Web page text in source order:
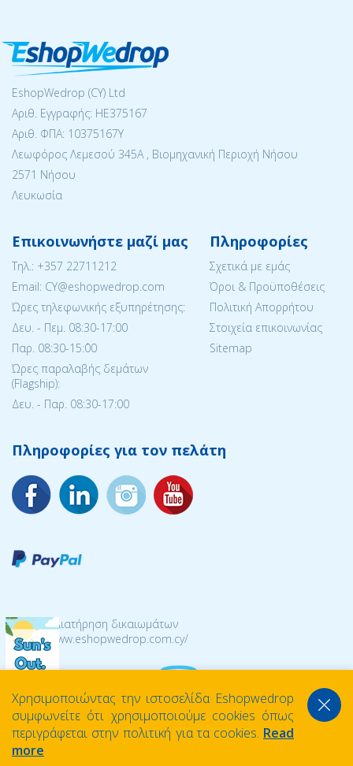
EshopWedrop (CY) Ltd
Αριθ. Εγγραφής: ΗΕ375167
Αριθ. ΦΠΑ: 10375167Y
Λεωφόρος Λεμεσού 345Α , Βιομηχανική Περιοχή Νήσου
2571 Νήσου
Λευκωσία
Επικοινωνήστε μαζί μας
Tηλ.: +357 22711212
Email: CY@eshopwedrop.com
Ώρες τηλεφωνικής εξυπηρέτησης:
Δευ. - Πεμ. 08:30-17:00
Παρ. 08:30-15:΄00
Ώρες παραλαβής δεμάτων
(Flagship):
Δευ. - Παρ. 08:30-17:00
Πληροφορίες
Σχετικά με εμάς
Όροι & Προϋποθέσεις
Πολιτική Απορρήτου
Στοιχεία επικοινωνίας
Sitemap
Πληροφορίες για τον πελάτη
© 2026 Διατήρηση δικαιωμάτων
https://www.eshopwedrop.com.cy/
Χρησιμοποιώντας την ιστοσελίδα Eshopwedrop
συμφωνείτε ότι χρησιμοποιούμε cookies όπως
περιγράφεται στην πολιτική για τα cookies. Read
more